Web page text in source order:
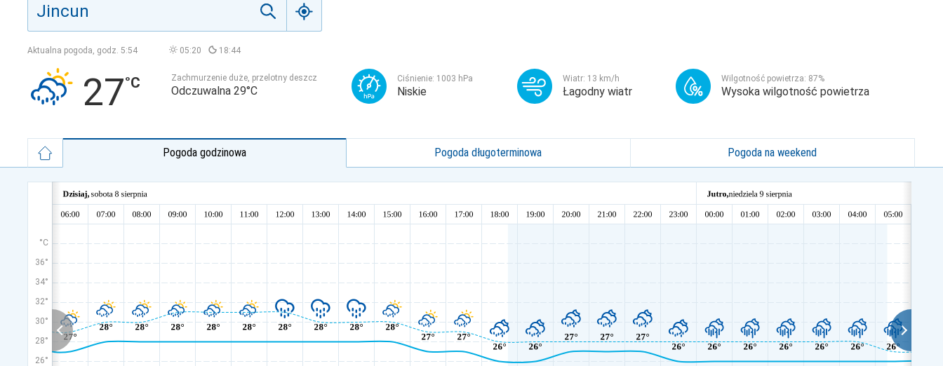
Aktualna pogoda, godz. 5:54 05:20 18:44
27 Zachmurzenie duże, przelotny deszcz
Odczuwalna 29°C
Ciśnienie: 1003 hPa
Niskie
Wiatr: 13 km/h
Łagodny wiatr
Wilgotność powietrza: 87%
Wysoka wilgotność powietrza
Pogoda godzinowa Pogoda długoterminowa Pogoda na weekend
°C
36°
34°
32°
30°
28°
26°